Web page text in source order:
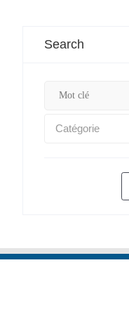
Search
Catégorie